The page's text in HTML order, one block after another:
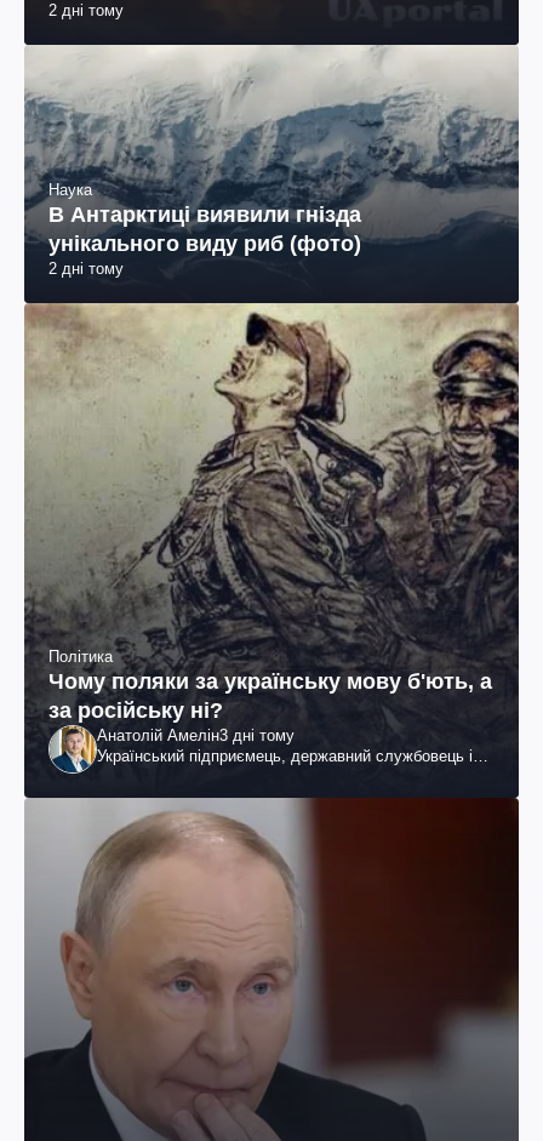
2 дні тому
Наука
В Антарктиці виявили гнізда
унікального виду риб (фото)
2 дні тому
Політика
Чому поляки за українську мову б'ють, а
за російську ні?
Анатолій Амелін3 дні тому
Український підприємець, державний службовець і